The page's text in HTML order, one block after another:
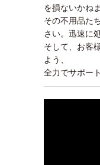
を損ないかね
その不用品た
さい。迅速に
そして、お客
よう、
全力でサポー